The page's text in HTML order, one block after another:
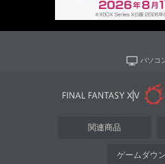
パソコ
関連商品
ゲームダウ